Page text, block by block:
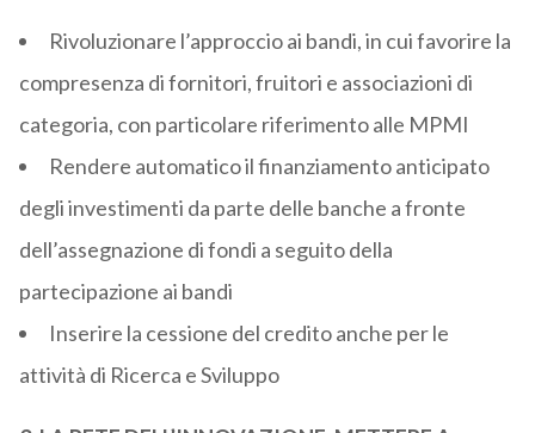
Rivoluzionare l’approccio ai bandi, in cui favorire la
compresenza di fornitori, fruitori e associazioni di
categoria, con particolare riferimento alle MPMI
Rendere automatico il finanziamento anticipato
degli investimenti da parte delle banche a fronte
dell’assegnazione di fondi a seguito della
partecipazione ai bandi
Inserire la cessione del credito anche per le
attività di Ricerca e Sviluppo